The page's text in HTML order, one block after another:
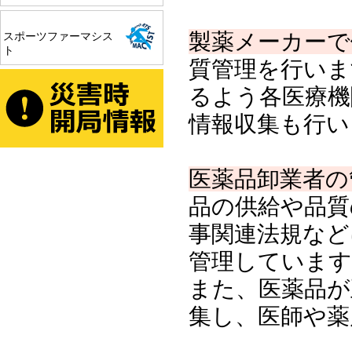
スポーツファーマシス
ト
製薬メーカー
質管理を行い
るよう各医療
情報収集も行
医薬品卸業者
品の供給や品
事関連法規な
管理していま
また、医薬品
集し、医師や